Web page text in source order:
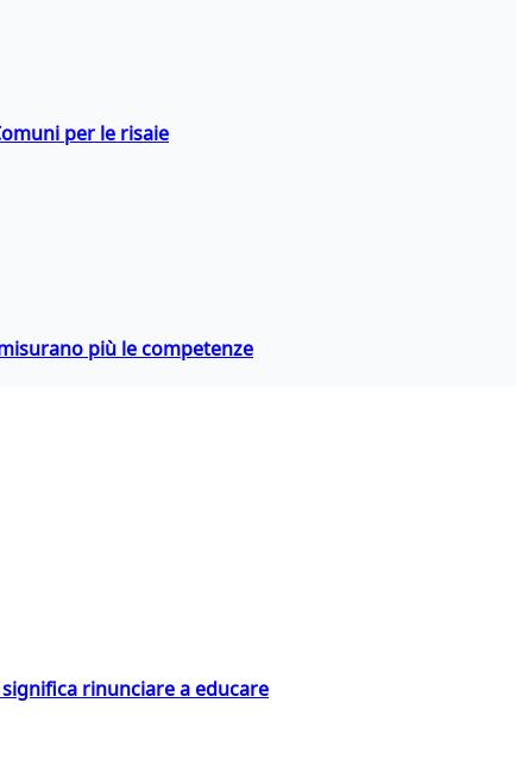
per le risaie
più le competenze
rinunciare a educare